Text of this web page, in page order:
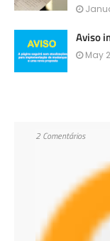
Aviso
May
2 Comentários